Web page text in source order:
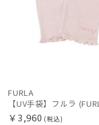
在庫表示
FURLA
￥3,960 (税込)